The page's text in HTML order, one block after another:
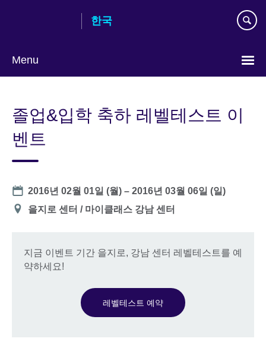
content
한국
Menu
졸업&입학 축하 레벨테스트 이
벤트
Date
2016년 02월 01일 (월) –2016년 03월 06일 (일)
장
을지로 센터 / 마이클래스 강남 센터
지금 이벤트 기간 을지로, 강남 센터 레벨테스트를 예
약하세요!
레벨테스트 예약